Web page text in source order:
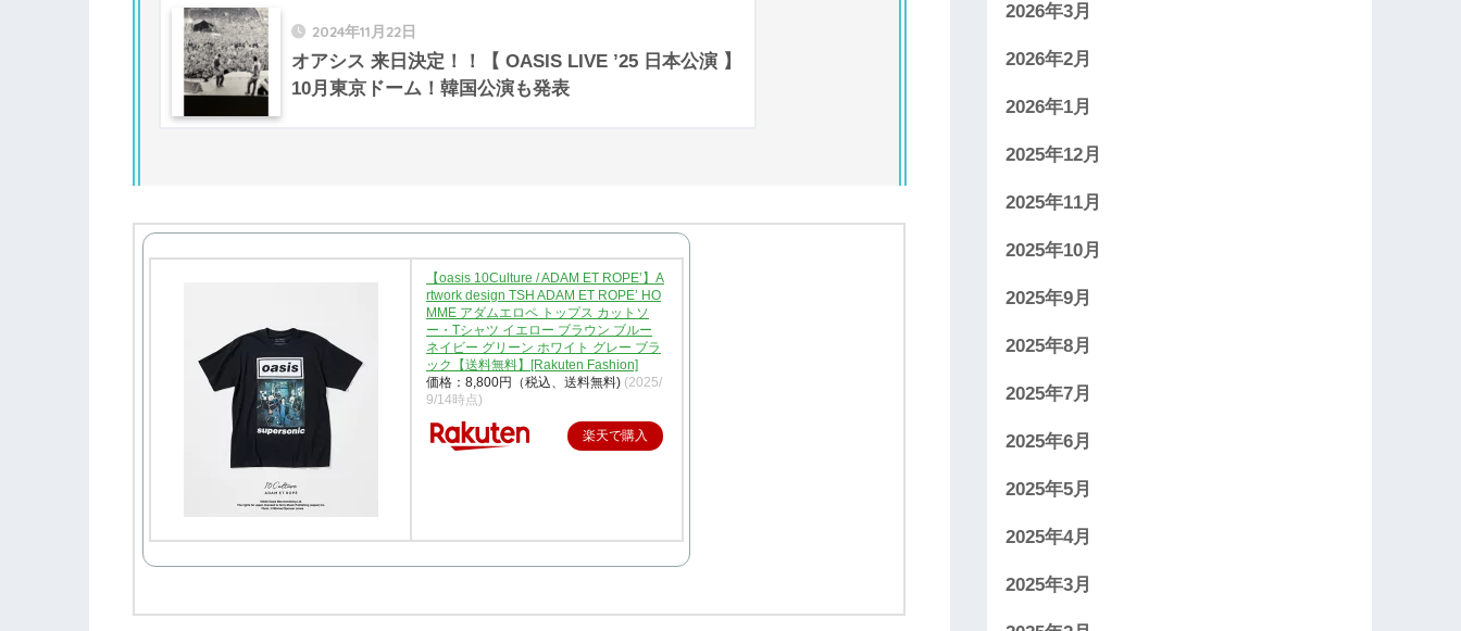
2024年11月22日
オアシス 来日決定！！【 OASIS LIVE ’25 日本公演 】
10月東京ドーム！韓国公演も発表
【oasis 10Culture / ADAM ET ROPE’】A
rtwork design TSH ADAM ET ROPE’ HO
MME アダムエロペ トップス カットソ
ー・Tシャツ イエロー ブラウン ブルー
ネイビー グリーン ホワイト グレー ブラ
ック【送料無料】[Rakuten Fashion]
価格：8,800円（税込、送料無料) (2025/
9/14時点)
楽天で購入
2026年3月
2026年2月
2026年1月
2025年12月
2025年11月
2025年10月
2025年9月
2025年8月
2025年7月
2025年6月
2025年5月
2025年4月
2025年3月